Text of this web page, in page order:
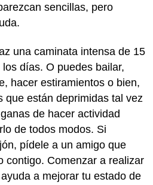
sencillas, pero
una caminata intensa de 15
días. O puedes bailar,
hacer estiramientos o bien,
que están deprimidas tal vez
de hacer actividad
de todos modos. Si
pídele a un amigo que
contigo. Comenzar a realizar
a mejorar tu estado de